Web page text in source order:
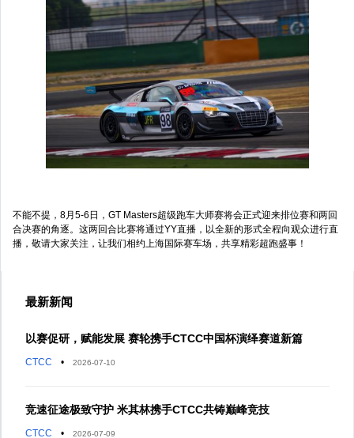
不能不提，8月5-6日，GT Masters超级跑车大师赛将会正式迎来排位赛和两回
合决赛的角逐。这两回合比赛将通过YY直播，以全新的形式全程向观众进行直
播，敬请大家关注，让我们相约上海国际赛车场，共享精彩超跑盛事！
最新新闻
以赛促研，赋能发展 赛轮携手CTCC中国杯演绎赛道新篇
CTCC • 2026-07-10
竞速征途极致守护 米其林携手CTCC共铸巅峰竞技
CTCC • 2026-07-09